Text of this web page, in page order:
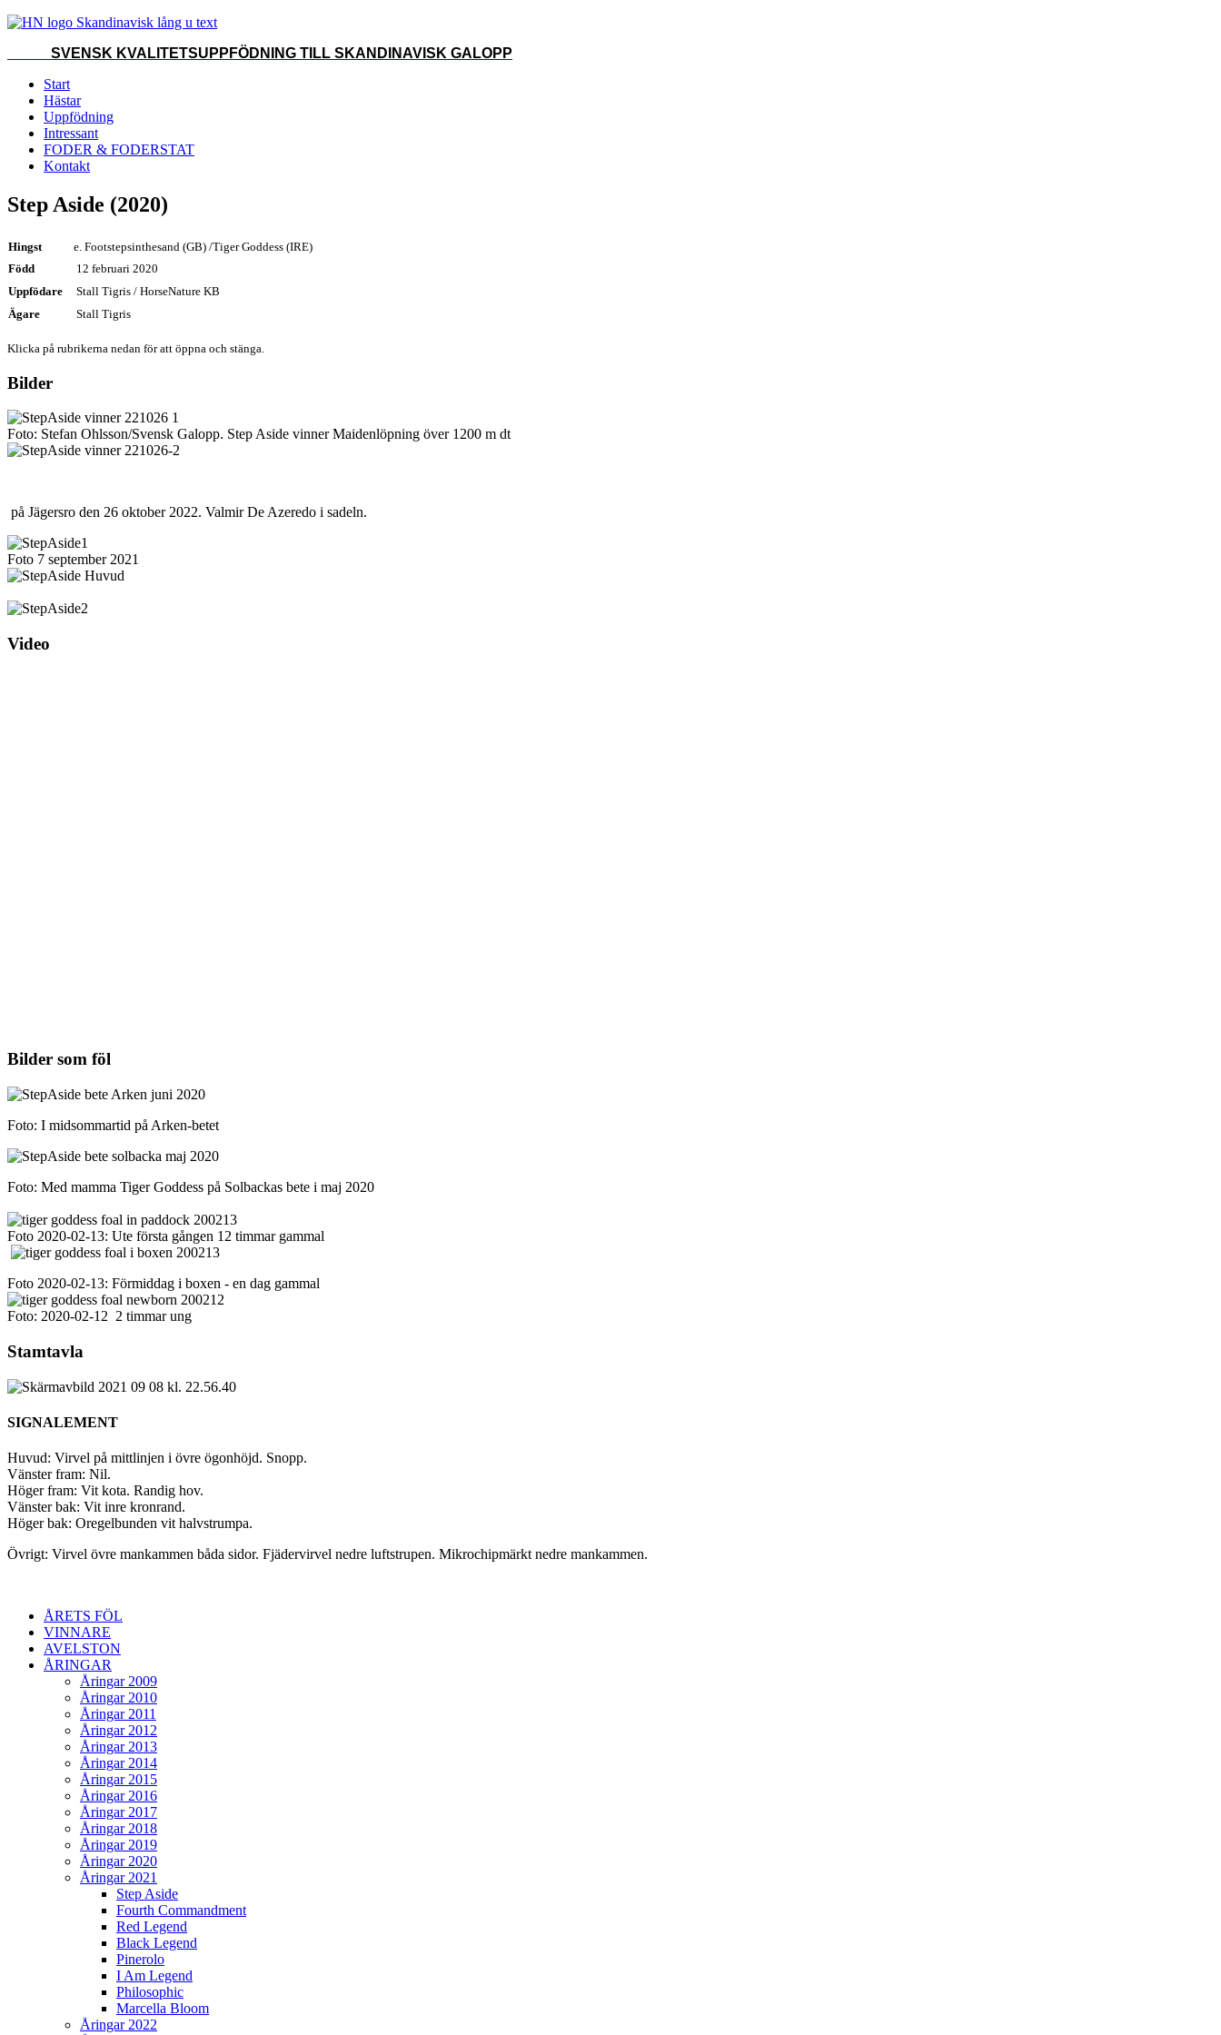
SVENSK KVALITETSUPPFÖDNING TILL SKANDINAVISK GALOPP
Start
Hästar
Uppfödning
Intressant
FODER & FODERSTAT
Kontakt
Step Aside (2020)
Hingst
e. Footstepsinthesand (GB) /Tiger Goddess (IRE)
Född
12 februari 2020
Uppfödare
Stall Tigris / HorseNature KB
Ägare
Stall Tigris
Klicka på rubrikerna nedan för att öppna och stänga.
Bilder
Foto: Stefan Ohlsson/Svensk Galopp. Step Aside vinner Maidenlöpning över 1200 m dt
på Jägersro den 26 oktober 2022. Valmir De Azeredo i sadeln.
Foto 7 september 2021
Video
Bilder som föl
Foto: I midsommartid på Arken-betet
Foto: Med mamma Tiger Goddess på Solbackas bete i maj 2020
Foto 2020-02-13: Ute första gången 12 timmar gammal
Foto 2020-02-13: Förmiddag i boxen - en dag gammal
Foto: 2020-02-12 2 timmar ung
Stamtavla
SIGNALEMENT
Huvud: Virvel på mittlinjen i övre ögonhöjd. Snopp.
Vänster fram: Nil.
Höger fram: Vit kota. Randig hov.
Vänster bak: Vit inre kronrand.
Höger bak: Oregelbunden vit halvstrumpa.
Övrigt: Virvel övre mankammen båda sidor. Fjädervirvel nedre luftstrupen. Mikrochipmärkt nedre mankammen.
ÅRETS FÖL
VINNARE
AVELSTON
ÅRINGAR
Åringar 2009
Åringar 2010
Åringar 2011
Åringar 2012
Åringar 2013
Åringar 2014
Åringar 2015
Åringar 2016
Åringar 2017
Åringar 2018
Åringar 2019
Åringar 2020
Åringar 2021
Step Aside
Fourth Commandment
Red Legend
Black Legend
Pinerolo
I Am Legend
Philosophic
Marcella Bloom
Åringar 2022